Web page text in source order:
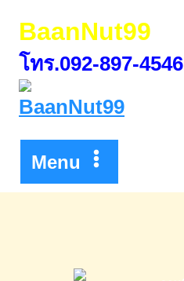
BaanNut99
โทร.092-897-4546
Menu